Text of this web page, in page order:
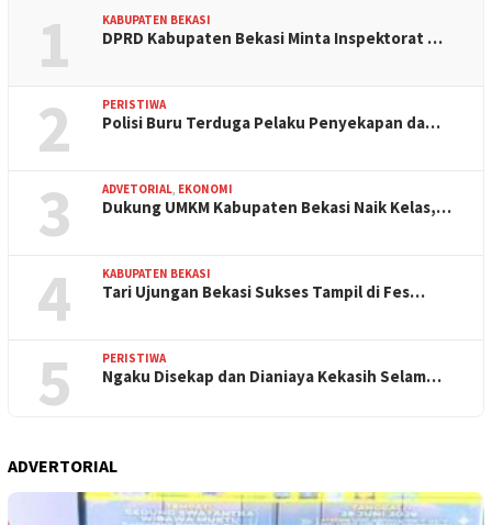
1 KABUPATEN BEKASI
DPRD Kabupaten Bekasi Minta Inspektorat …
2 PERISTIWA
Polisi Buru Terduga Pelaku Penyekapan da…
3 ADVETORIAL, EKONOMI
Dukung UMKM Kabupaten Bekasi Naik Kelas,…
4 KABUPATEN BEKASI
Tari Ujungan Bekasi Sukses Tampil di Fes…
5 PERISTIWA
Ngaku Disekap dan Dianiaya Kekasih Selam…
ADVERTORIAL